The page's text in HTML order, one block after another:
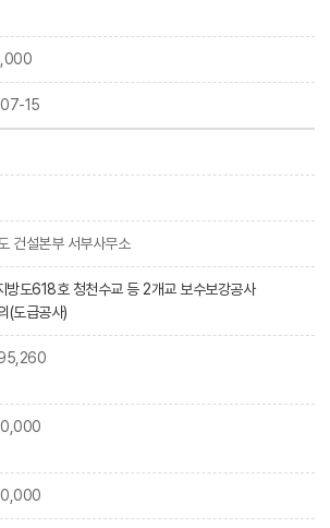
15
건설본부 서부사무소
방도618호 청천수교 등 2개교 보수보강공사
(도급공사)